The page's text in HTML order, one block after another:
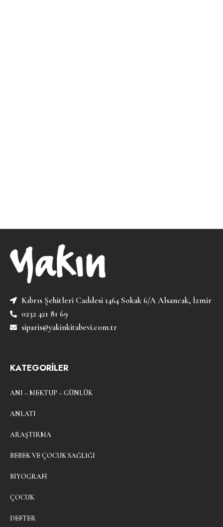
Kıbrıs Şehitleri Caddesi 1464 Sokak 6/A Alsancak, İzmir
0232 421 81 69
siparis@yakinkitabevi.com.tr
KATEGORİLER
ANI – MEKTUP – GÜNLÜK
ANLATI
ARAŞTIRMA
BEBEK VE ÇOCUK SAĞLIĞI
BIYOGRAFI
ÇOCUK
DEFTER